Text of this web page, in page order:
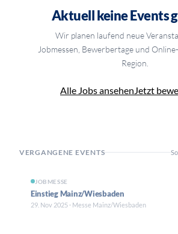
Aktuell keine Events
Wir planen laufend neue
Jobmessen, Bewerbertage und
Region.
Alle Jobs ansehenJetzt
VERGANGENE EVENTS
JOBMESSE
Einstieg Mainz/Wiesbaden
29. Nov 2025 · Messe Mainz/Wiesbaden